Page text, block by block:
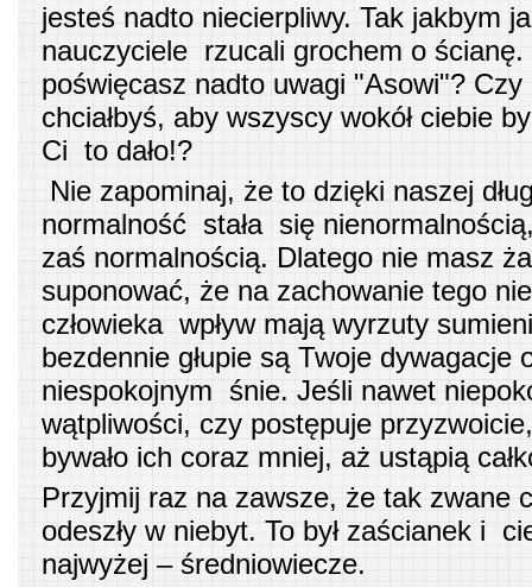
jesteś nadto niecierpliwy. Tak jakbym
nauczyciele rzucali grochem o ścianę.
poświęcasz nadto uwagi "Asowi"? Czy
chciałbyś, aby wszyscy wokół ciebie
Ci to dało!?
Nie zapominaj, że to dzięki naszej
normalność stała się
zaś normalnością. Dlatego nie masz
suponować, że na zachowanie tego
człowieka wpływ mają wyrzuty
bezdennie głupie są Twoje dywagacje
niespokojnym śnie. Jeśli nawet
wątpliwości, czy postępuje
bywało ich coraz mniej, aż ustąpią
Przyjmij raz na zawsze, że tak zwane
odeszły w niebyt. To był zaścianek i
najwyżej – średniowiecze.